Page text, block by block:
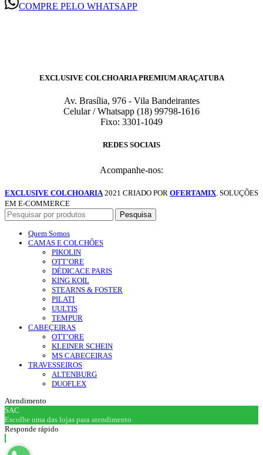
COMPRE PELO WHATSAPP
EXCLUSIVE COLCHOARIA PREMIUM ARAÇATUBA
Av. Brasília, 976 - Vila Bandeirantes
Celular / Whatsapp (18) 99798-1616
Fixo: 3301-1049
REDES SOCIAIS
Acompanhe-nos:
EXCLUSIVE COLCHOARIA 2021 CRIADO POR OFERTAMIX. SOLUÇÕES
EM E-COMMERCE
Pesquisa
Quem Somos
CAMAS E COLCHÕES
PIKOLIN
OTT’ORE
DÉDICACE PARIS
KING KOIL
STEARNS & FOSTER
PILATI
UULTIS
TEMPUR
CABEÇEIRAS
OTT’ORE
KLEINER SCHEIN
MS CABECEIRAS
TRAVESSEIROS
ALTENBURG
DUOFLEX
Atendimento
SAC
Escolhe uma das lojas para atendimento
Responde rápido